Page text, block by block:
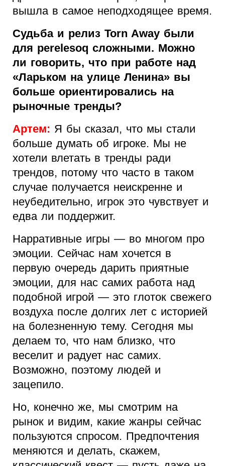
вышла в самое неподходящее время.
Судьба и релиз Torn Away были
для perelesoq сложными. Можно
ли говорить, что при работе над
«Ларьком на улице Ленина» вы
больше ориентировались на
рыночные тренды?
Артем: Я бы сказал, что мы стали
больше думать об игроке. Мы не
хотели влетать в тренды ради
трендов, потому что часто в таком
случае получается неискренне и
неубедительно, игрок это чувствует и
едва ли поддержит.
Нарративные игры — во многом про
эмоции. Сейчас нам хочется в
первую очередь дарить приятные
эмоции, для нас самих работа над
подобной игрой — это глоток свежего
воздуха после долгих лет с историей
на болезненную тему. Сегодня мы
делаем то, что нам близко, что
веселит и радует нас самих.
Возможно, поэтому людей и
зацепило.
Но, конечно же, мы смотрим на
рынок и видим, какие жанры сейчас
пользуются спросом. Предпочтения
меняются и делать, скажем,